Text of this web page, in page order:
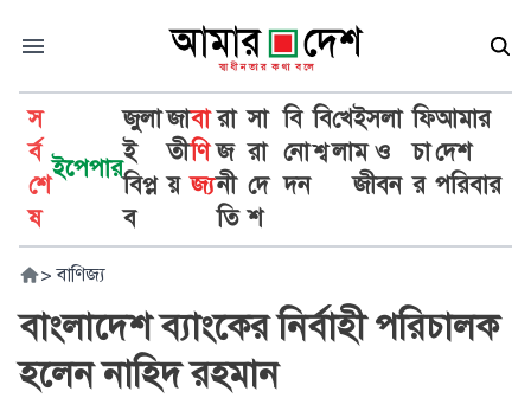
স
র্ব
শে
ষ
ইপেপার
জুলা
ই
বিপ্ল
ব
জা
তী
য়
বা
ণি
জ্য
রা
জ
নী
তি
সা
রা
দে
শ
বি
নো
দন
বি
শ্ব
খে
লা
ইসলা
ম ও
জীবন
ফি
চা
র
আমার
দেশ
পরিবার
> বাণিজ্য
বাংলাদেশ ব্যাংকের নির্বাহী পরিচালক
হলেন নাহিদ রহমান